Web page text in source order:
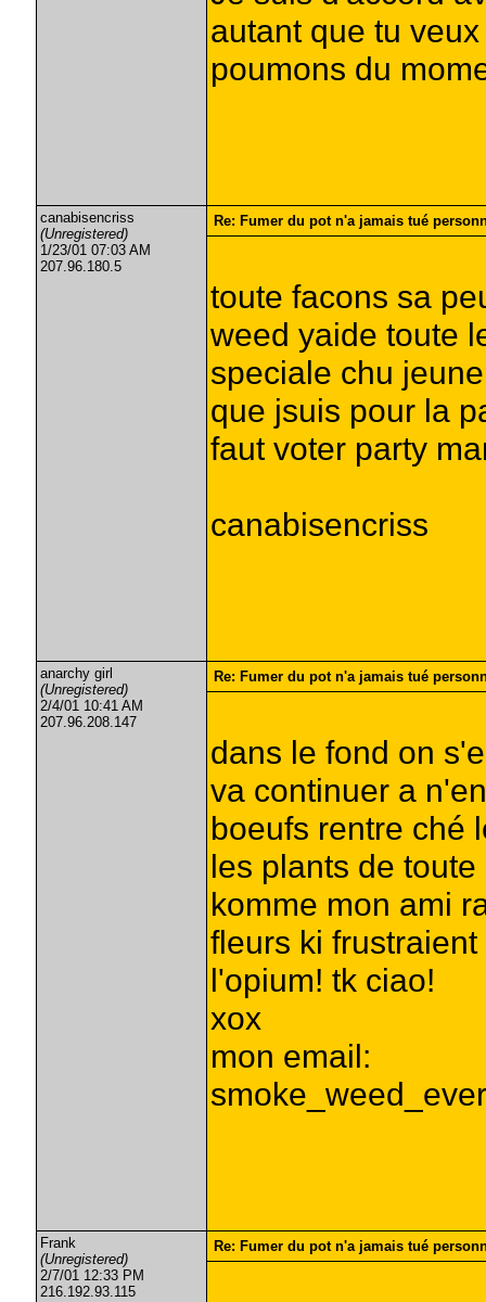
autant que tu
poumons du
canabisencriss
(Unregistered)
1/23/01 07:03 AM
207.96.180.5
Re: Fumer du pot n'a jamais tué
toute facons sa
weed yaide toute
speciale chu
que jsuis pour la
faut voter party
canabisencriss
anarchy girl
(Unregistered)
2/4/01 10:41 AM
207.96.208.147
Re: Fumer du pot n'a jamais tué
dans le fond on
va continuer a
boeufs rentre ché
les plants de
komme mon ami
fleurs ki
l'opium! tk ciao!
xox
mon email:
Frank
(Unregistered)
2/7/01 12:33 PM
216.192.93.115
Re: Fumer du pot n'a jamais tué